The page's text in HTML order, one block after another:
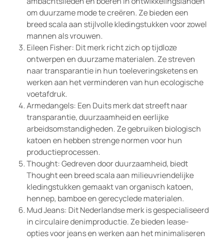
om duurzame mode te creëren. Ze bieden een
breed scala aan stijlvolle kledingstukken voor zowel
mannen als vrouwen.
Eileen Fisher: Dit merk richt zich op tijdloze
ontwerpen en duurzame materialen. Ze streven
naar transparantie in hun toeleveringsketens en
werken aan het verminderen van hun ecologische
voetafdruk.
Armedangels: Een Duits merk dat streeft naar
transparantie, duurzaamheid en eerlijke
arbeidsomstandigheden. Ze gebruiken biologisch
katoen en hebben strenge normen voor hun
productieprocessen.
Thought: Gedreven door duurzaamheid, biedt
Thought een breed scala aan milieuvriendelijke
kledingstukken gemaakt van organisch katoen,
hennep, bamboe en gerecyclede materialen.
Mud Jeans: Dit Nederlandse merk is gespecialiseerd
in circulaire denimproductie. Ze bieden lease-
opties voor jeans en werken aan het minimaliseren